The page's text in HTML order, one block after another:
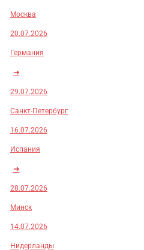
Москва
20.07.2026
Германия
➜
29.07.2026
Санкт-Петербург
16.07.2026
Испания
➜
28.07.2026
Минск
14.07.2026
Нидерланды